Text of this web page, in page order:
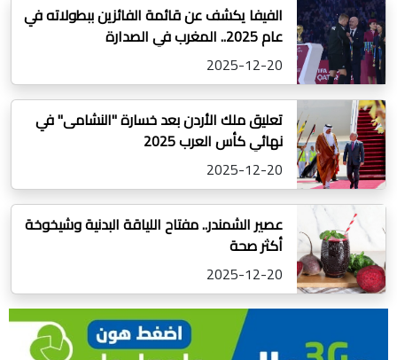
الفيفا يكشف عن قائمة الفائزين ببطولاته في
عام 2025.. المغرب في الصدارة
2025-12-20
تعليق ملك الأردن بعد خسارة "النشامى" في
نهائي كأس العرب 2025
2025-12-20
عصير الشمندر.. مفتاح اللياقة البدنية وشيخوخة
أكثر صحة
2025-12-20